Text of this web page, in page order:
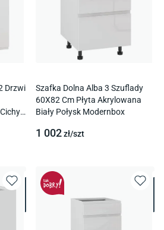
Drzwi
Szafka Dolna Alba 3 Szuflady
60X82 Cm Płyta Akrylowana
Biały Połysk Modernbox
1 002zł/szt